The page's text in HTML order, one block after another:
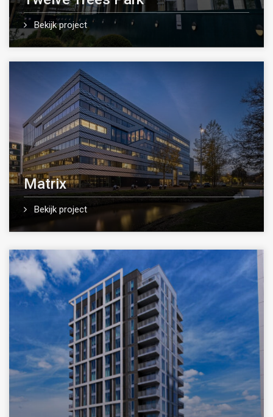
Bekijk project
Matrix
Bekijk project